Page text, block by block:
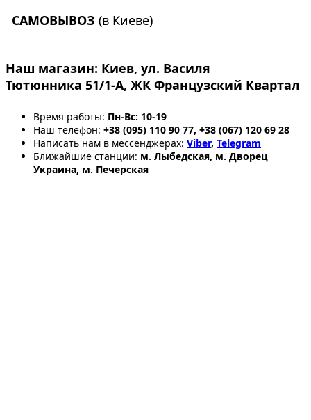
САМОВЫВОЗ (в Киеве)
Наш магазин: Киев, ул. Василя
Тютюнника 51/1-А, ЖК Французский Квартал
Время работы: Пн-Вс: 10-19
Наш телефон: +38 (095) 110 90 77, +38 (067) 120 69 28
Написать нам в мессенджерах: Viber, Telegram
Ближайшие станции: м. Лыбедская, м. Дворец
Украина, м. Печерская